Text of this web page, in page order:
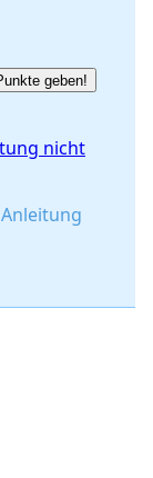
geben!
nicht